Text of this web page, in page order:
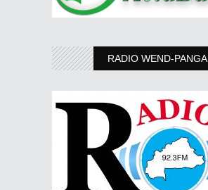
RADIO WEND-PANGA